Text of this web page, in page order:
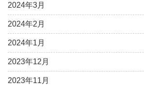
2024年3月
2024年2月
2024年1月
2023年12月
2023年11月